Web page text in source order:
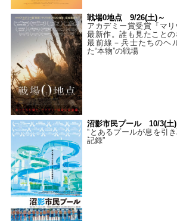
戦場0地点 9/26(土)～
アカデミー賞受賞『マ
最新作。誰も見たこと
最前線－兵士たちのヘ
た“本物”の戦場
沼影市民プール 10/3(土)
“とあるプールが息を引
記録”